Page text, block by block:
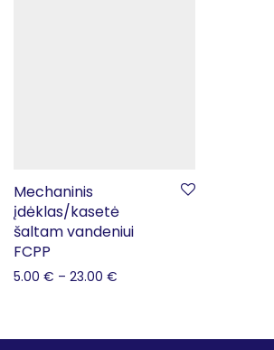
Mechaninis
įdėklas/kasetė
šaltam vandeniui
FCPP
5.00 € – 23.00 €